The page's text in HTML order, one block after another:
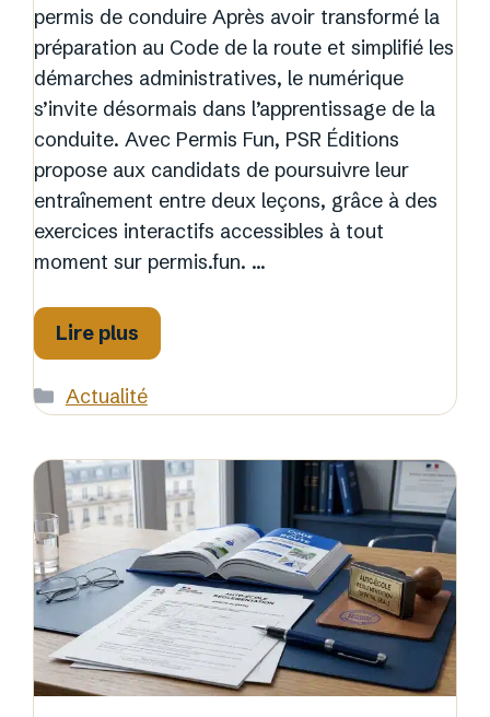
permis de conduire Après avoir transformé la
préparation au Code de la route et simplifié les
démarches administratives, le numérique
s’invite désormais dans l’apprentissage de la
conduite. Avec Permis Fun, PSR Éditions
propose aux candidats de poursuivre leur
entraînement entre deux leçons, grâce à des
exercices interactifs accessibles à tout
moment sur permis.fun. …
Lire plus
Catégories
Actualité